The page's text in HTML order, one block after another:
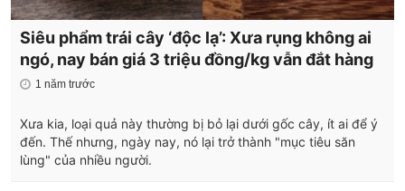
Siêu phẩm trái cây ‘độc lạ’: Xưa rụng không ai
ngó, nay bán giá 3 triệu đồng/kg vẫn đắt hàng
1 năm trước
Xưa kia, loại quả này thường bị bỏ lại dưới gốc cây, ít ai để ý
đến. Thế nhưng, ngày nay, nó lại trở thành "mục tiêu săn
lùng" của nhiều người.